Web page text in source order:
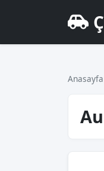
Anasayfa